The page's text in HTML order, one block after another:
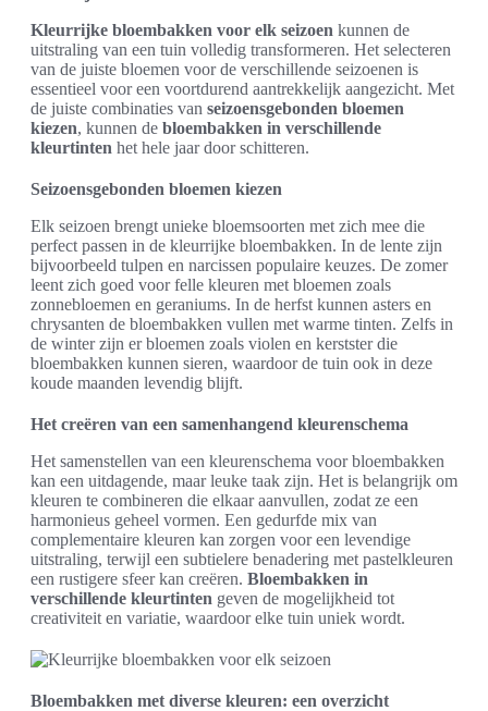
Kleurrijke bloembakken voor elk seizoen kunnen de
uitstraling van een tuin volledig transformeren. Het selecteren
van de juiste bloemen voor de verschillende seizoenen is
essentieel voor een voortdurend aantrekkelijk aangezicht. Met
de juiste combinaties van seizoensgebonden bloemen
kiezen, kunnen de bloembakken in verschillende
kleurtinten het hele jaar door schitteren.
Seizoensgebonden bloemen kiezen
Elk seizoen brengt unieke bloemsoorten met zich mee die
perfect passen in de kleurrijke bloembakken. In de lente zijn
bijvoorbeeld tulpen en narcissen populaire keuzes. De zomer
leent zich goed voor felle kleuren met bloemen zoals
zonnebloemen en geraniums. In de herfst kunnen asters en
chrysanten de bloembakken vullen met warme tinten. Zelfs in
de winter zijn er bloemen zoals violen en kerstster die
bloembakken kunnen sieren, waardoor de tuin ook in deze
koude maanden levendig blijft.
Het creëren van een samenhangend kleurenschema
Het samenstellen van een kleurenschema voor bloembakken
kan een uitdagende, maar leuke taak zijn. Het is belangrijk om
kleuren te combineren die elkaar aanvullen, zodat ze een
harmonieus geheel vormen. Een gedurfde mix van
complementaire kleuren kan zorgen voor een levendige
uitstraling, terwijl een subtielere benadering met pastelkleuren
een rustigere sfeer kan creëren. Bloembakken in
verschillende kleurtinten geven de mogelijkheid tot
creativiteit en variatie, waardoor elke tuin uniek wordt.
Bloembakken met diverse kleuren: een overzicht